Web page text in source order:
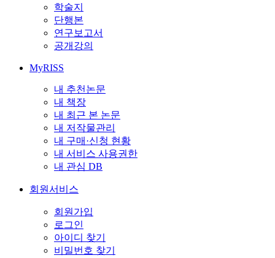
학술지
단행본
연구보고서
공개강의
MyRISS
내 추천논문
내 책장
내 최근 본 논문
내 저작물관리
내 구매·신청 현황
내 서비스 사용권한
내 관심 DB
회원서비스
회원가입
로그인
아이디 찾기
비밀번호 찾기